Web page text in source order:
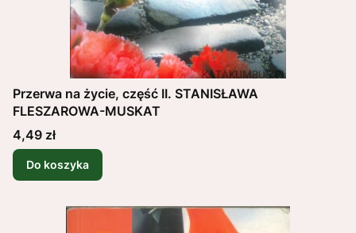
Przerwa na życie, część II. STANISŁAWA
FLESZAROWA-MUSKAT
Cena
4,49 zł
Do koszyka